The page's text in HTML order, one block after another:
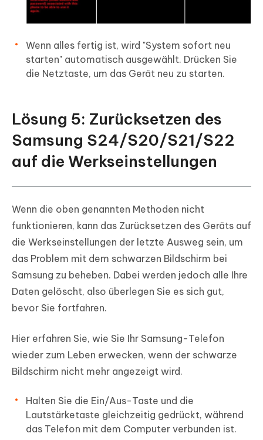
Wenn alles fertig ist, wird "System sofort neu
starten" automatisch ausgewählt. Drücken Sie
die Netztaste, um das Gerät neu zu starten.
Lösung 5: Zurücksetzen des
Samsung S24/S20/S21/S22
auf die Werkseinstellungen
Wenn die oben genannten Methoden nicht
funktionieren, kann das Zurücksetzen des Geräts auf
die Werkseinstellungen der letzte Ausweg sein, um
das Problem mit dem schwarzen Bildschirm bei
Samsung zu beheben. Dabei werden jedoch alle Ihre
Daten gelöscht, also überlegen Sie es sich gut,
bevor Sie fortfahren.
Hier erfahren Sie, wie Sie Ihr Samsung-Telefon
wieder zum Leben erwecken, wenn der schwarze
Bildschirm nicht mehr angezeigt wird.
Halten Sie die Ein/Aus-Taste und die
Lautstärketaste gleichzeitig gedrückt, während
das Telefon mit dem Computer verbunden ist.